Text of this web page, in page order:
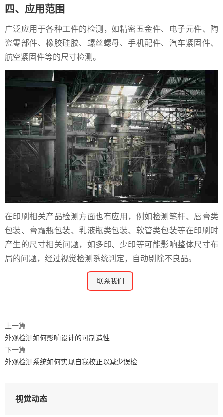
四、应用范围
广泛应用于各种工件的检测，如精密五金件、电子元件、陶
瓷零部件、橡胶硅胶、螺丝螺母、手机配件、汽车紧固件、
航空紧固件等的尺寸检测。
在印刷相关产品检测方面也有应用，例如检测笔杆、唇膏类
包装、膏霜瓶包装、乳液瓶类包装、软管类包装等在印刷时
产生的尺寸相关问题，如多印、少印等可能影响整体尺寸布
局的问题，经过视觉检测系统判定，自动剔除不良品。
联系我们
上一篇
外观检测如何影响设计的可制造性
下一篇
外观检测系统如何实现自我校正以减少误检
视觉动态